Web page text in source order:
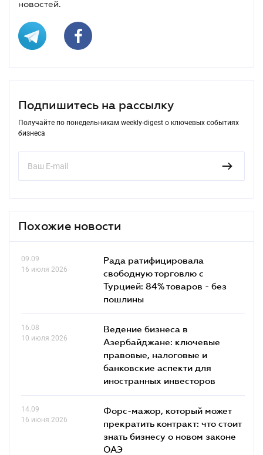
новостей.
Подпишитесь на рассылку
Получайте по понедельникам weekly-digest о ключевых событиях
бизнеса
Похожие новости
09.09
16 июля 2026
Рада ратифицировала
свободную торговлю с
Турцией: 84% товаров - без
пошлины
16.08
10 июля 2026
Ведение бизнеса в
Азербайджане: ключевые
правовые, налоговые и
банковские аcпекти для
иностранных инвесторов
14.09
16 июня 2026
Форс-мажор, который может
прекратить контракт: что стоит
знать бизнесу о новом законе
ОАЭ